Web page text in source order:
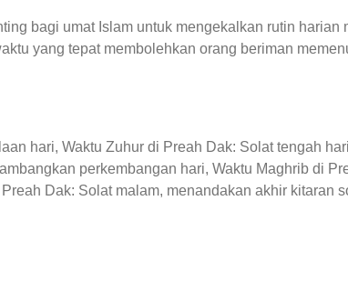
bagi umat Islam untuk mengekalkan rutin harian
yang tepat membolehkan orang beriman
hari, Waktu Zuhur di Preah Dak: Solat tengah
perkembangan hari, Waktu Maghrib di
Dak: Solat malam, menandakan akhir kitaran